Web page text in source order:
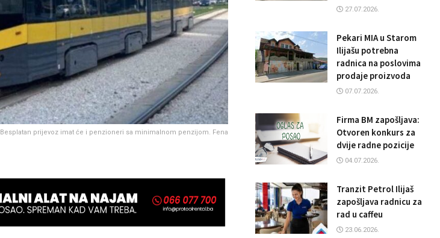
Besplatan prijevoz imat će i penzioneri sa minimalnom penzijom. Fena
27.07.2026.
Pekari MIA u Starom
Ilijašu potrebna
radnica na poslovima
prodaje proizvoda
07.07.2026.
Firma BM zapošljava:
Otvoren konkurs za
dvije radne pozicije
04.07.2026.
Tranzit Petrol Ilijaš
zapošljava radnicu za
rad u caffeu
23.06.2026.